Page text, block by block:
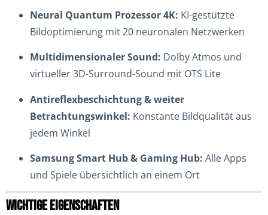
Neural Quantum Prozessor 4K: KI-gestützte
Bildoptimierung mit 20 neuronalen Netzwerken
Multidimensionaler Sound: Dolby Atmos und
virtueller 3D-Surround-Sound mit OTS Lite
Antireflexbeschichtung & weiter
Betrachtungswinkel: Konstante Bildqualität aus
jedem Winkel
Samsung Smart Hub & Gaming Hub: Alle Apps
und Spiele übersichtlich an einem Ort
WICHTIGE EIGENSCHAFTEN